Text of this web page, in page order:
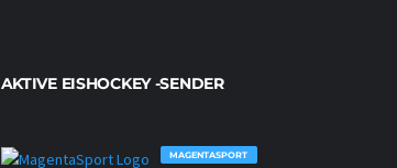
AKTIVE EISHOCKEY -SENDER
MAGENTASPORT